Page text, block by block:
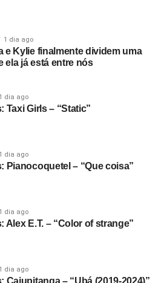
1 dia ago
e Kylie finalmente dividem uma
ela já está entre nós
1 dia ago
Taxi Girls – “Static”
1 dia ago
Pianocoquetel – “Que coisa”
1 dia ago
Alex E.T. – “Color of strange”
1 dia ago